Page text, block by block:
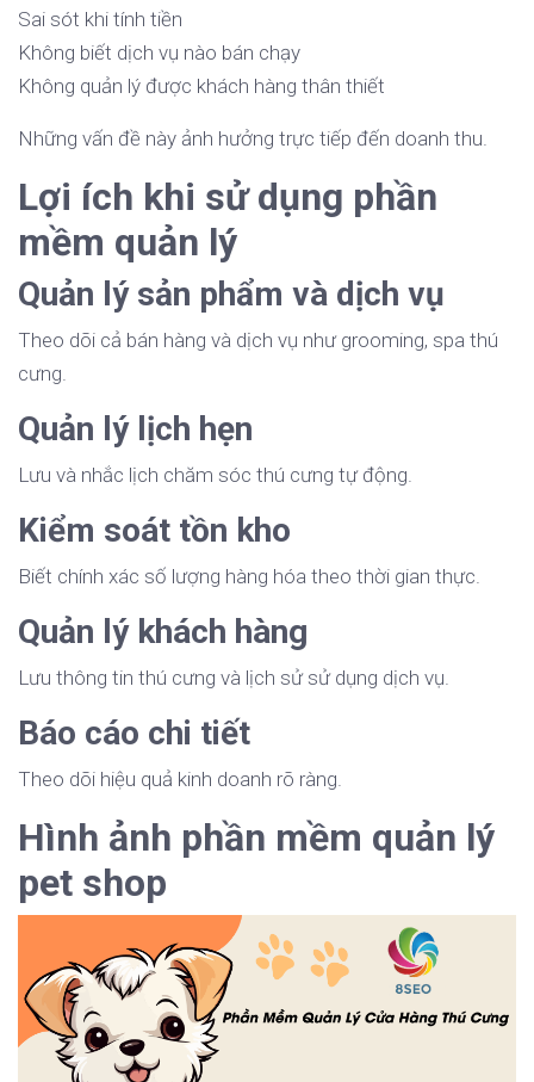
Sai sót khi tính tiền
Không biết dịch vụ nào bán chạy
Không quản lý được khách hàng thân thiết
Những vấn đề này ảnh hưởng trực tiếp đến doanh thu.
Lợi ích khi sử dụng phần
mềm quản lý
Quản lý sản phẩm và dịch vụ
Theo dõi cả bán hàng và dịch vụ như grooming, spa thú
cưng.
Quản lý lịch hẹn
Lưu và nhắc lịch chăm sóc thú cưng tự động.
Kiểm soát tồn kho
Biết chính xác số lượng hàng hóa theo thời gian thực.
Quản lý khách hàng
Lưu thông tin thú cưng và lịch sử sử dụng dịch vụ.
Báo cáo chi tiết
Theo dõi hiệu quả kinh doanh rõ ràng.
Hình ảnh phần mềm quản lý
pet shop